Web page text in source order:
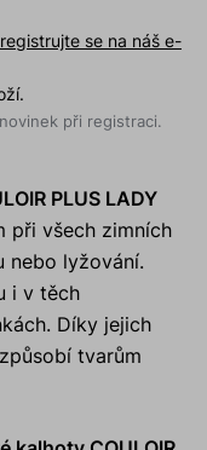
se na náš e-
při registraci.
PLUS LADY
při všech zimních
nebo lyžování.
i v těch
Díky jejich
tvarům